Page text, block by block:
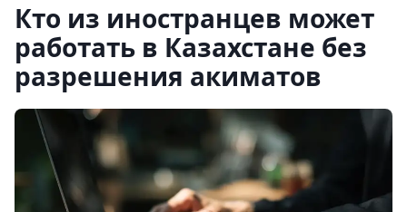
Кто из иностранцев может
работать в Казахстане без
разрешения акиматов